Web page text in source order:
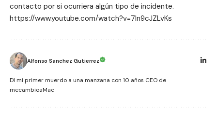
contacto por si ocurriera algún tipo de incidente.
https://www.youtube.com/watch?v=7ln9cJZLvKs
Alfonso Sanchez Gutierrez
Dí mi primer muerdo a una manzana con 10 años CEO de
mecambioaMac